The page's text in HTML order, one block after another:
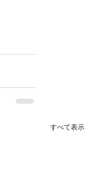
すべて表示